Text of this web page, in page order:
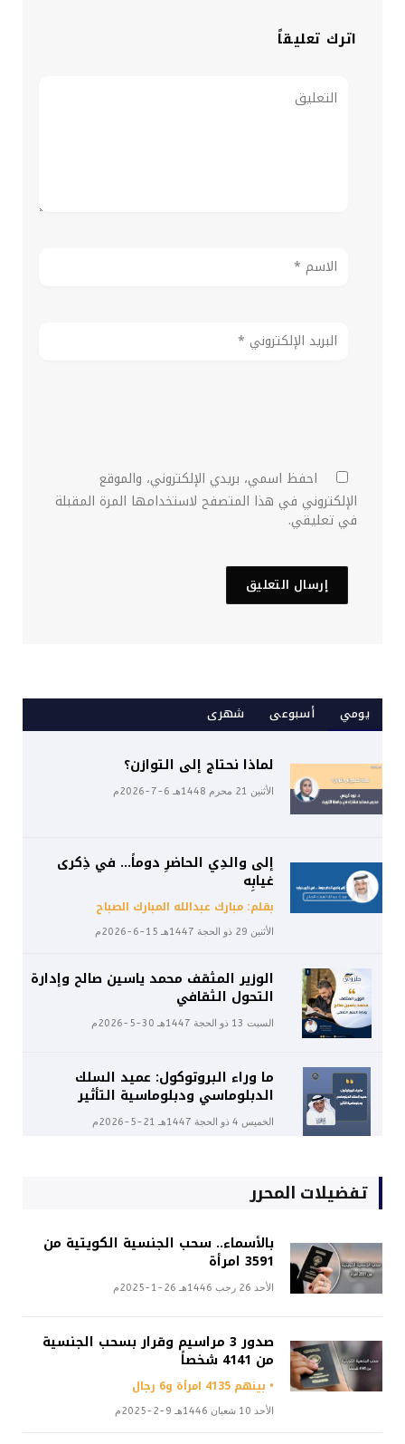
اترك تعليقاً
احفظ اسمي، بريدي الإلكتروني، والموقع
الإلكتروني في هذا المتصفح لاستخدامها المرة المقبلة
في تعليقي.
يومي أسبوعى شهرى
لماذا نحتاج إلى التوازن؟
الأثنين 21 محرم 1448هـ 6-7-2026م
إلى والدِي الحاضرِ دوماً… في ذِكرى
غيابِه
بقلم: مبارك عبدالله المبارك الصباح
الأثنين 29 ذو الحجة 1447هـ 15-6-2026م
الوزير المثقف محمد ياسين صالح وإدارة
التحول الثقافي
السبت 13 ذو الحجة 1447هـ 30-5-2026م
ما وراء البروتوكول: عميد السلك
الدبلوماسي ودبلوماسية التأثير
الخميس 4 ذو الحجة 1447هـ 21-5-2026م
تفضيلات المحرر
بالأسماء.. سحب الجنسية الكويتية من
3591 امرأة
الأحد 26 رجب 1446هـ 26-1-2025م
صدور 3 مراسيم وقرار بسحب الجنسية
من 4141 شخصاً
• بينهم 4135 امرأة و6 رجال
الأحد 10 شعبان 1446هـ 9-2-2025م